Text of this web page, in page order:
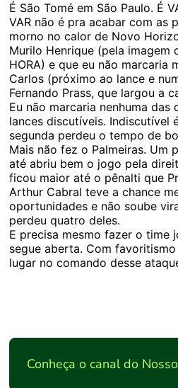
É São Tomé em São Paulo. É
VAR não é pra acabar com as
morno no calor de Novo
Murilo Henrique (pela imagem
HORA) e que eu não
Carlos (próximo ao lance e
Fernando Prass, que largou a
Eu não marcaria nenhuma das
lances discutíveis. Indiscutível
segunda perdeu o tempo de
Mais não fez o Palmeiras. Um
até abriu bem o jogo pela
ficou maior até o pênalti que
Arthur Cabral teve a chance
oportunidades e não soube
perdeu quatro deles.
E precisa mesmo fazer o time
segue aberta. Com
lugar no comando desse
Conheça o canal do